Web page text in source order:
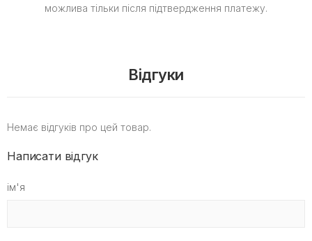
можлива тільки після підтвердження платежу.
Відгуки
Немає відгуків про цей товар.
Написати відгук
ім'я